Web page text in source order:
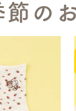
節の